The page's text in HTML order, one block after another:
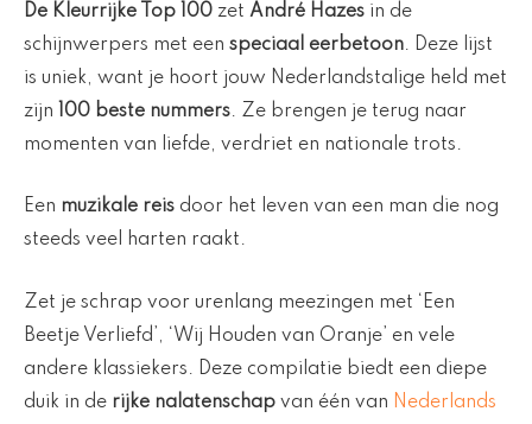
De Kleurrijke Top 100 zet André Hazes in de
schijnwerpers met een speciaal eerbetoon. Deze lijst
is uniek, want je hoort jouw Nederlandstalige held met
zijn
100 beste nummers. Ze brengen je terug naar
momenten van liefde, verdriet en nationale trots.
Een muzikale reis door het leven van een man die nog
steeds veel harten raakt.
Zet je schrap voor urenlang meezingen met ‘Een
Beetje Verliefd’, ‘Wij Houden van Oranje’ en vele
andere klassiekers. Deze compilatie biedt een diepe
duik in de rijke nalatenschap van één van Nederlands